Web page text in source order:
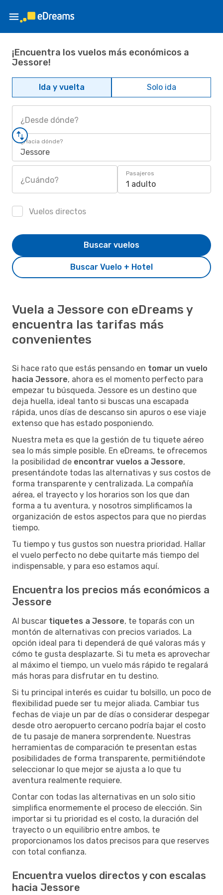
¡Encuentra los vuelos más económicos a
Jessore!
Ida y vuelta Solo ida
¿Desde dónde?
¿Hacia dónde?
Jessore
¿Cuándo?
Pasajeros
1 adulto
Vuelos directos
Buscar Vuelo + Hotel
Buscar vuelos
Vuela a Jessore con eDreams y
encuentra las tarifas más
convenientes
Si hace rato que estás pensando en tomar un vuelo
hacia Jessore, ahora es el momento perfecto para
empezar tu búsqueda. Jessore es un destino que
deja huella, ideal tanto si buscas una escapada
rápida, unos días de descanso sin apuros o ese viaje
extenso que has estado posponiendo.
Nuestra meta es que la gestión de tu tiquete aéreo
sea lo más simple posible. En eDreams, te ofrecemos
la posibilidad de encontrar vuelos a Jessore,
presentándote todas las alternativas y sus costos de
forma transparente y centralizada. La compañía
aérea, el trayecto y los horarios son los que dan
forma a tu aventura, y nosotros simplificamos la
organización de estos aspectos para que no pierdas
tiempo.
Tu tiempo y tus gustos son nuestra prioridad. Hallar
el vuelo perfecto no debe quitarte más tiempo del
indispensable, y para eso estamos aquí.
Encuentra los precios más económicos a
Jessore
Al buscar tiquetes a Jessore, te toparás con un
montón de alternativas con precios variados. La
opción ideal para ti dependerá de qué valoras más y
cómo te gusta desplazarte. Si tu meta es aprovechar
al máximo el tiempo, un vuelo más rápido te regalará
más horas para disfrutar en tu destino.
Si tu principal interés es cuidar tu bolsillo, un poco de
flexibilidad puede ser tu mejor aliada. Cambiar tus
fechas de viaje un par de días o considerar despegar
desde otro aeropuerto cercano podría bajar el costo
de tu pasaje de manera sorprendente. Nuestras
herramientas de comparación te presentan estas
posibilidades de forma transparente, permitiéndote
seleccionar lo que mejor se ajusta a lo que tu
aventura realmente requiere.
Contar con todas las alternativas en un solo sitio
simplifica enormemente el proceso de elección. Sin
importar si tu prioridad es el costo, la duración del
trayecto o un equilibrio entre ambos, te
proporcionamos los datos precisos para que reserves
con total confianza.
Encuentra vuelos directos y con escalas
hacia Jessore